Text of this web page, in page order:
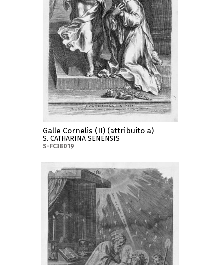
Galle Cornelis (II) (attribuito a)
S. CATHARINA SENENSIS
S-FC38019